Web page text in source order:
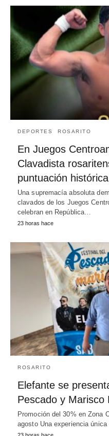
DEPORTES ROSARITO
En Juegos
Clavadista
puntuación histórica
Una supremacía absoluta
clavados de los Juegos
celebran en República…
23 horas hace
ROSARITO
Elefante se
Pescado y Marisco
Promoción del 30% en Zona
agosto Una experiencia